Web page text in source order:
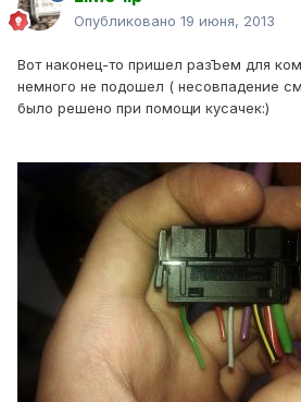
Опубликовано 19 июня, 2013
Вот наконец-то пришел разЪем для
немного не подошел ( несовпадение
было решено при помощи кусачек:)